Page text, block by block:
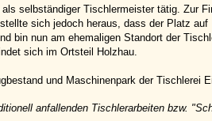
selbständiger Tischlermeister tätig. Zur
sich jedoch heraus, dass der Platz
bin nun am ehemaligen Standort der
sich im Ortsteil Holzhau.
und Maschinenpark der
anfallenden Tischlerarbeiten bzw.